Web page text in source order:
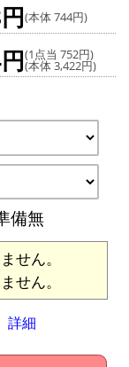
(本体 744円)
(1点当 752円)
(本体 3,422円)
備無
せん。
せん。
詳細